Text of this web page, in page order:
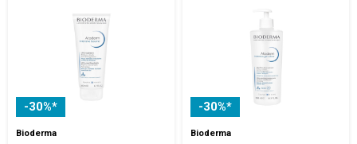
-30%*
Bioderma
-30%*
Bioderma